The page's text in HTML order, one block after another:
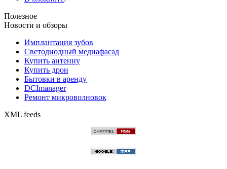
Полезное
Новости и обзоры
Имплантация зубов
Светодиодный медиафасад
Купить антенну
Купить дрон
Бытовки в аренду
DCImanager
Ремонт микроволновок
XML feeds